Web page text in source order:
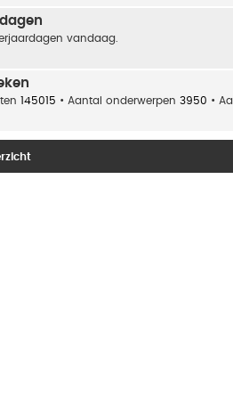
vandaag.
145015 • Aantal onderwerpen 3950 •